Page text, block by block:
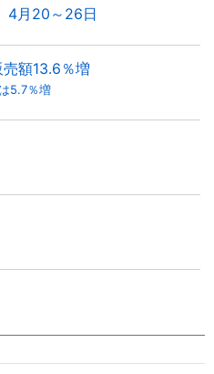
月20～26日
額13.6％増
5.7％増